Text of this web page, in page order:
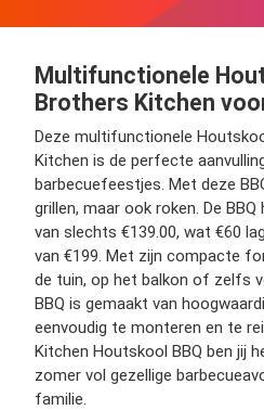
Multifunctionele
Brothers Kitchen
Deze multifunctionele
Kitchen is de perfecte
barbecuefeestjes. Met deze
grillen, maar ook roken. De
van slechts €139.00, wat €60
van €199. Met zijn compacte
de tuin, op het balkon of zelfs
BBQ is gemaakt van
eenvoudig te monteren en te
Kitchen Houtskool BBQ ben jij
zomer vol gezellige
familie.